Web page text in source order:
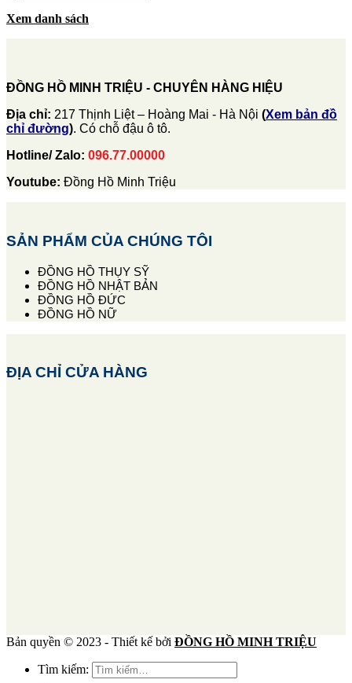
Xem danh sách
ĐỒNG HỒ MINH TRIỆU - CHUYÊN HÀNG HIỆU
Địa chỉ: 217 Thịnh Liệt – Hoàng Mai - Hà Nội (Xem bản đồ
chỉ đường). Có chỗ đậu ô tô.
Hotline/ Zalo: 096.77.00000
Youtube: Đồng Hồ Minh Triệu
SẢN PHẨM CỦA CHÚNG TÔI
ĐỒNG HỒ THỤY SỸ
ĐỒNG HỒ NHẬT BẢN
ĐỒNG HỒ ĐỨC
ĐỒNG HỒ NỮ
ĐỊA CHỈ CỬA HÀNG
Bản quyền © 2023 - Thiết kế bởi ĐỒNG HỒ MINH TRIỆU
Tìm kiếm: